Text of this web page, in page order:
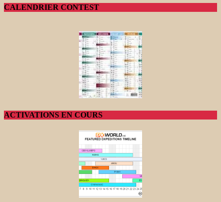
CALENDRIER CONTEST
ACTIVATIONS EN COURS